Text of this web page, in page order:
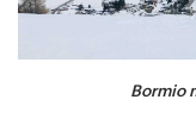
Bormio